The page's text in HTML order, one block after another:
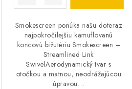
Smokescreen ponúka našu doteraz
najpokročilejšiu kamuflovanú
koncovú bižutériu.Smokescreen –
Streamlined Link
SwivelAerodynamický tvar s
otočkou a matnou, neodrážajúcou
úpravou....